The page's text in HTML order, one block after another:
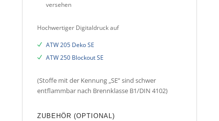
versehen
Hochwertiger Digitaldruck auf
ATW 205 Deko SE
ATW 250 Blockout SE
(Stoffe mit der Kennung „SE” sind schwer
entflammbar nach Brennklasse B1/DIN 4102)
ZUBEHÖR (OPTIONAL)